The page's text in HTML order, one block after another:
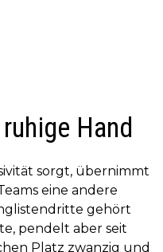
Hand
sorgt, übernimmt
eine andere
gehört
pendelt aber seit
Platz zwanzig und